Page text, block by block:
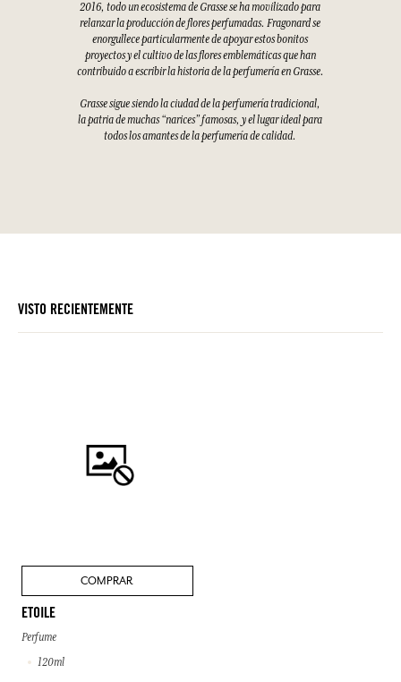
2016, todo un ecosistema de Grasse se ha movilizado para
relanzar la producción de flores perfumadas. Fragonard se
enorgullece particularmente de apoyar estos bonitos
proyectos y el cultivo de las flores emblemáticas que han
contribuido a escribir la historia de la perfumería en Grasse.
Grasse sigue siendo la ciudad de la perfumería tradicional,
la patria de muchas “narices” famosas, y el lugar ideal para
todos los amantes de la perfumería de calidad.
VISTO RECIENTEMENTE
COMPRAR
ETOILE
Perfume
120ml